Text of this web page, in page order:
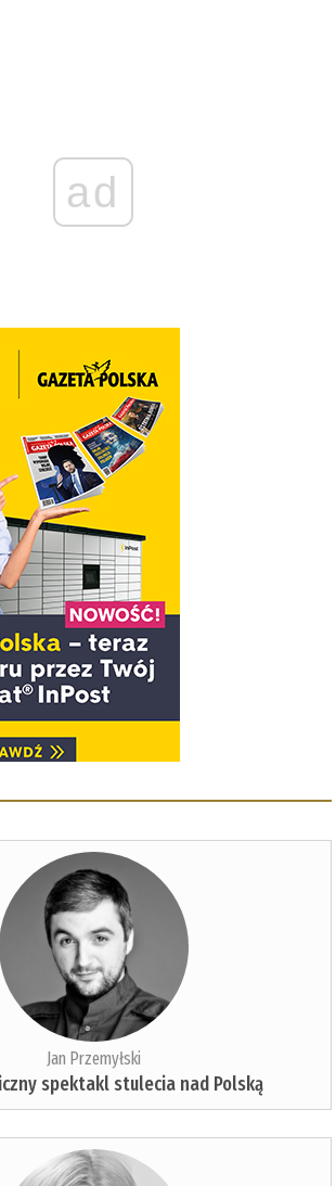
ad
Jan Przemyłski
spektakl stulecia nad Polską